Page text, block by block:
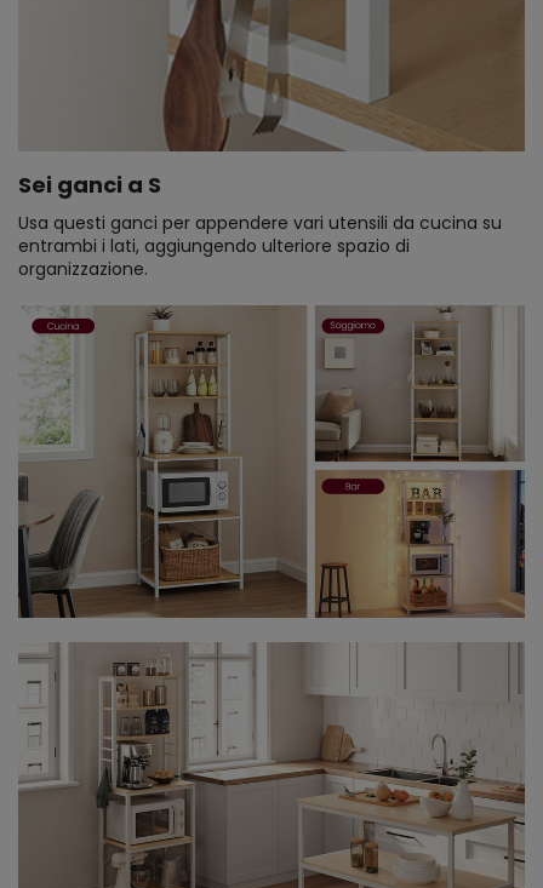
Sei ganci a S
Usa questi ganci per appendere vari utensili da cucina su
entrambi i lati, aggiungendo ulteriore spazio di
organizzazione.